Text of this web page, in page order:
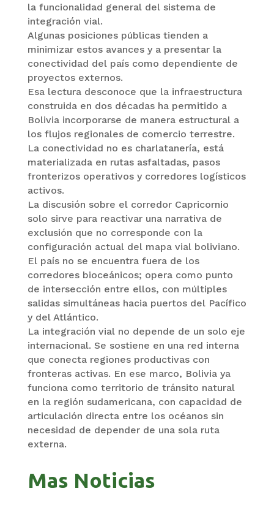
la funcionalidad general del sistema de
integración vial.
Algunas posiciones públicas tienden a
minimizar estos avances y a presentar la
conectividad del país como dependiente de
proyectos externos.
Esa lectura desconoce que la infraestructura
construida en dos décadas ha permitido a
Bolivia incorporarse de manera estructural a
los flujos regionales de comercio terrestre.
La conectividad no es charlatanería, está
materializada en rutas asfaltadas, pasos
fronterizos operativos y corredores logísticos
activos.
La discusión sobre el corredor Capricornio
solo sirve para reactivar una narrativa de
exclusión que no corresponde con la
configuración actual del mapa vial boliviano.
El país no se encuentra fuera de los
corredores bioceánicos; opera como punto
de intersección entre ellos, con múltiples
salidas simultáneas hacia puertos del Pacífico
y del Atlántico.
La integración vial no depende de un solo eje
internacional. Se sostiene en una red interna
que conecta regiones productivas con
fronteras activas. En ese marco, Bolivia ya
funciona como territorio de tránsito natural
en la región sudamericana, con capacidad de
articulación directa entre los océanos sin
necesidad de depender de una sola ruta
externa.
Mas Noticias